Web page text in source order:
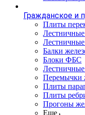
Гражданское и
Плиты
Балки
Блоки ФБС
Перемычки
Плиты
Плиты
Прогоны
Еще